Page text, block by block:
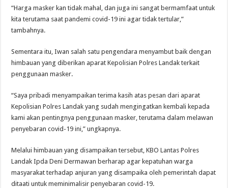
“Harga masker kan tidak mahal, dan juga ini sangat bermamfaat untuk
kita terutama saat pandemi covid-19 ini agar tidak tertular,”
tambahnya.
Sementara itu, Iwan salah satu pengendara menyambut baik dengan
himbauan yang diberikan aparat Kepolisian Polres Landak terkait
penggunaan masker.
“Saya pribadi menyampaikan terima kasih atas pesan dari aparat
Kepolisian Polres Landak yang sudah mengingatkan kembali kepada
kami akan pentingnya penggunaan masker, terutama dalam melawan
penyebaran covid-19 ini,” ungkapnya.
Melalui himbauan yang disampaikan tersebut, KBO Lantas Polres
Landak Ipda Deni Dermawan berharap agar kepatuhan warga
masyarakat terhadap anjuran yang disampaika oleh pemerintah dapat
ditaati untuk meminimalisir penyebaran covid-19.